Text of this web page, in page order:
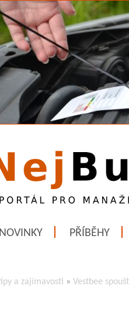
NOVINKY PŘÍBĚHY
a zajímavosti » Vestbee